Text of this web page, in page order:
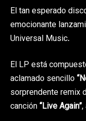
El tan esperado
emocionante
Universal Music.
El LP está
aclamado sencillo
sorprendente remix
canción“Live Again”,